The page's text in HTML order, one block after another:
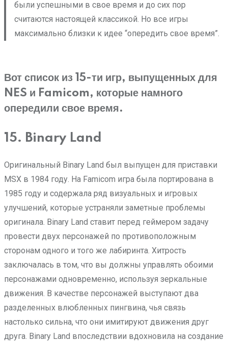
были успешными в свое время и до сих пор
считаются настоящей классикой. Но все игры
максимально близки к идее “опередить свое время”.
Вот список из 15-ти игр, выпущенных для
NES и Famicom, которые намного
опередили свое время.
15. Binary Land
Оригинальный Binary Land был выпущен для приставки
MSX в 1984 году. На Famicom игра была портирована в
1985 году и содержала ряд визуальных и игровых
улучшений, которые устраняли заметные проблемы
оригинала. Binary Land ставит перед геймером задачу
провести двух персонажей по противоположным
сторонам одного и того же лабиринта. Хитрость
заключалась в том, что вы должны управлять обоими
персонажами одновременно, используя зеркальные
движения. В качестве персонажей выступают два
разделенных влюбленных пингвина, чья связь
настолько сильна, что они имитируют движения друг
друга. Binary Land впоследствии вдохновила на создание